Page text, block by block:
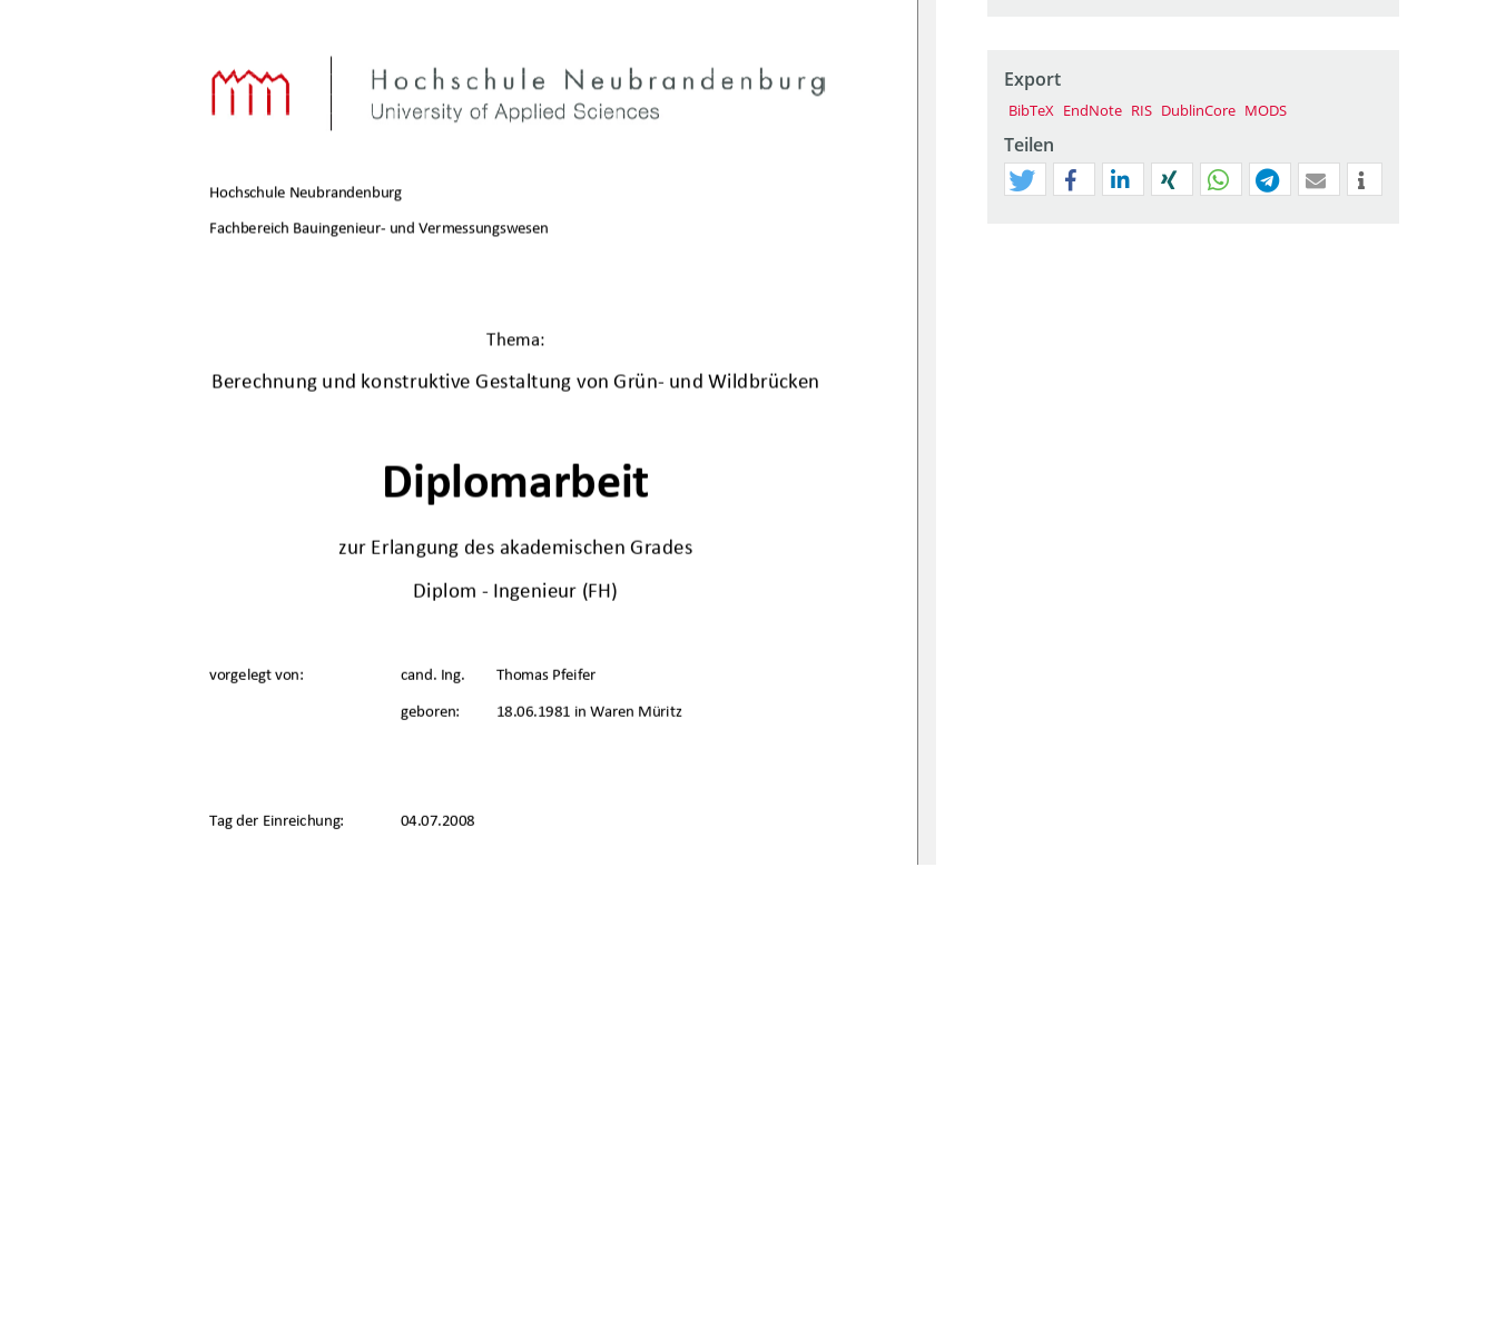
Hochschule Neubrandenburg
Fachbereich Bauingenieur- und Vermessungswesen
Thema:
Berechnung und konstruktive Gestaltung von Grün- und Wildbrücken
Diplomarbeit
zur Erlangung des akademischen Grades
Diplom - Ingenieur (FH)
vorgelegt von: cand. Ing. Thomas Pfeifer
geboren: 18.06.1981 in Waren Müritz
Tag der Einreichung: 04.07.2008
Export
BibTeX EndNote RIS DublinCore MODS
Teilen